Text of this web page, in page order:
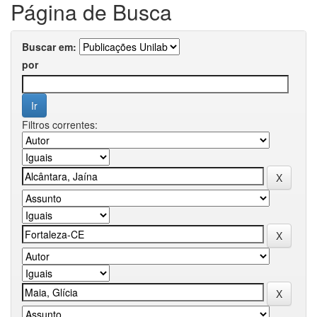
Página de Busca
Buscar em:
por
Filtros correntes: